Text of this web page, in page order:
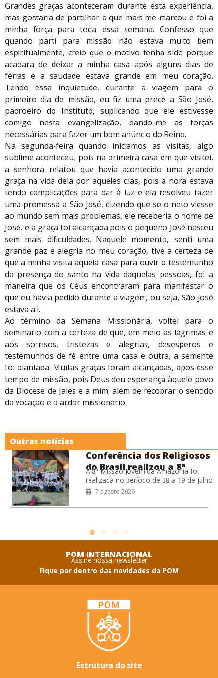
Grandes graças aconteceram durante esta experiência,
mas gostaria de partilhar a que mais me marcou e foi a
minha força para toda essa semana. Confesso que
quando parti para missão não estava muito bem
espiritualmente, creio que o motivo tenha sido porque
acabara de deixar a minha casa após alguns dias de
férias e a saudade estava grande em meu coração.
Tendo essa inquietude, durante a viagem para o
primeiro dia de missão, eu fiz uma prece a São José,
padroeiro do Instituto, suplicando que ele estivesse
comigo nesta evangelização, dando-me as forças
necessárias para fazer um bom anúncio do Reino.
Na segunda-feira quando iniciamos as visitas, algo
sublime aconteceu, pois na primeira casa em que visitei,
a senhora relatou que havia acontecido uma grande
graça na vida dela por aqueles dias, pois a nora estava
tendo complicações para dar à luz e ela resolveu fazer
uma promessa a São José, dizendo que se o neto viesse
ao mundo sem mais problemas, ele receberia o nome de
José, e a graça foi alcançada pois o pequeno José nasceu
sem mais dificuldades. Naquele momento, senti uma
grande paz e alegria no meu coração, tive a certeza de
que a minha visita aquela casa para ouvir o testemunho
da presença do santo na vida daquelas pessoas, foi a
maneira que os Céus encontraram para manifestar o
que eu havia pedido durante a viagem, ou seja, São José
estava ali.
Ao término da Semana Missionária, voltei para o
seminário com a certeza de que, em meio às lágrimas e
aos sorrisos, tristezas e alegrias, desesperos e
testemunhos de fé entre uma casa e outra, a semente
foi plantada. Muitas graças foram alcançadas, após esse
tempo de missão, pois Deus deu esperança àquele povo
da Diocese de Jales e a mim, além de recobrar o sentido
da vocação e o ardor missionário.
Outras notícias
Conferência dos Religiosos
do Brasil realizou a 8ª
Missão Jovem na Amazônia
A 8ª Missão Jovem da Amazônia foi
realizada no período de 08 a 19 de julho
de 2026, na Prelazia de São Félix do
7 agosto 2026
POM INTERNACIONAL
Assine nossa newsletter
Fique por dentro das novidades da POM
Estrutura do site